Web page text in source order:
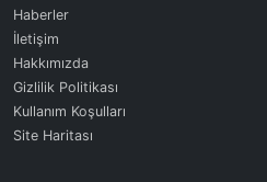
Haberler
İletişim
Hakkımızda
Gizlilik Politikası
Kullanım Koşulları
Site Haritası